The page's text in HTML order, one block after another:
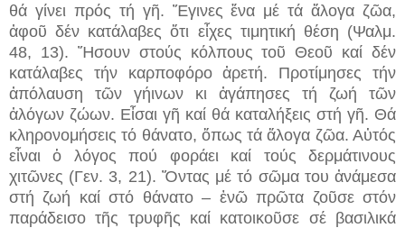
θά γίνει πρός τή γῆ. Ἔγινες ἕνα μέ τά ἄλογα ζῶα,
ἀφοῦ δέν κατάλαβες ὅτι εἶχες τιμητική θέση (Ψαλμ.
48, 13). Ἤσουν στούς κόλπους τοῦ Θεοῦ καί δέν
κατάλαβες τήν καρποφόρο ἀρετή. Προτίμησες τήν
ἀπόλαυση τῶν γήινων κι ἀγάπησες τή ζωή τῶν
ἀλόγων ζώων. Εἶσαι γῆ καί θά καταλήξεις στή γῆ. Θά
κληρονομήσεις τό θάνατο, ὅπως τά ἄλογα ζῶα. Αὐτός
εἶναι ὁ λόγος πού φοράει καί τούς δερμάτινους
χιτῶνες (Γεν. 3, 21). Ὄντας μέ τό σῶμα του ἀνάμεσα
στή ζωή καί στό θάνατο – ἐνῶ πρῶτα ζοῦσε στόν
παράδεισο τῆς τρυφῆς καί κατοικοῦσε σέ βασιλικά